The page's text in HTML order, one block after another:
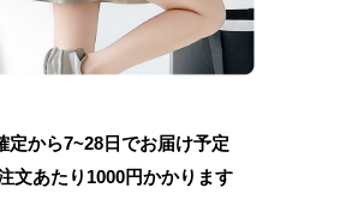
定から7~28日でお届け予定
文あたり 1000円かかります